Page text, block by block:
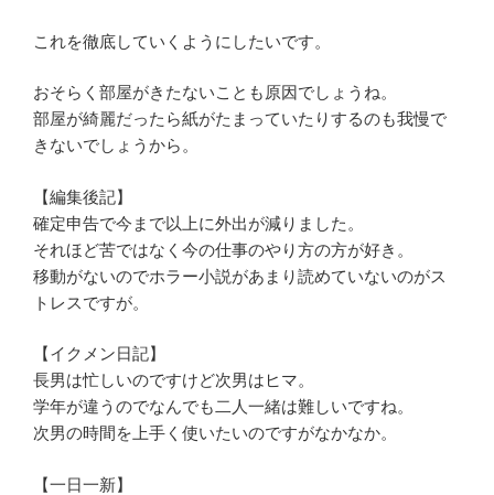
これを徹底していくようにしたいです。
おそらく部屋がきたないことも原因でしょうね。
部屋が綺麗だったら紙がたまっていたりするのも我慢で
きないでしょうから。
【編集後記】
確定申告で今まで以上に外出が減りました。
それほど苦ではなく今の仕事のやり方の方が好き。
移動がないのでホラー小説があまり読めていないのがス
トレスですが。
【イクメン日記】
長男は忙しいのですけど次男はヒマ。
学年が違うのでなんでも二人一緒は難しいですね。
次男の時間を上手く使いたいのですがなかなか。
【一日一新】